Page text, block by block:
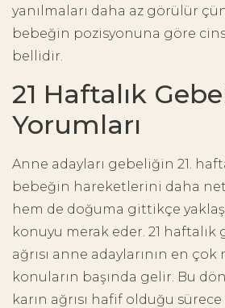
yanılmaları daha az görülür
bebeğin pozisyonuna göre
bellidir.
21 Haftalık
Yorumları
Anne adayları gebeliğin 21.
bebeğin hareketlerini daha
hem de doğuma gittikçe
konuyu merak eder. 21 haftalık
ağrısı anne adaylarının en
konuların başında gelir. Bu
karın ağrısı hafif olduğu